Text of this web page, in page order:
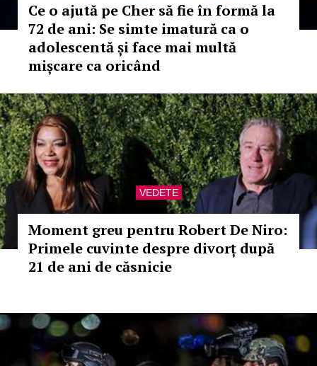
Ce o ajută pe Cher să fie în formă la
72 de ani: Se simte imatură ca o
adolescentă și face mai multă
mișcare ca oricând
VEDETE
Moment greu pentru Robert De Niro:
Primele cuvinte despre divorț după
21 de ani de căsnicie